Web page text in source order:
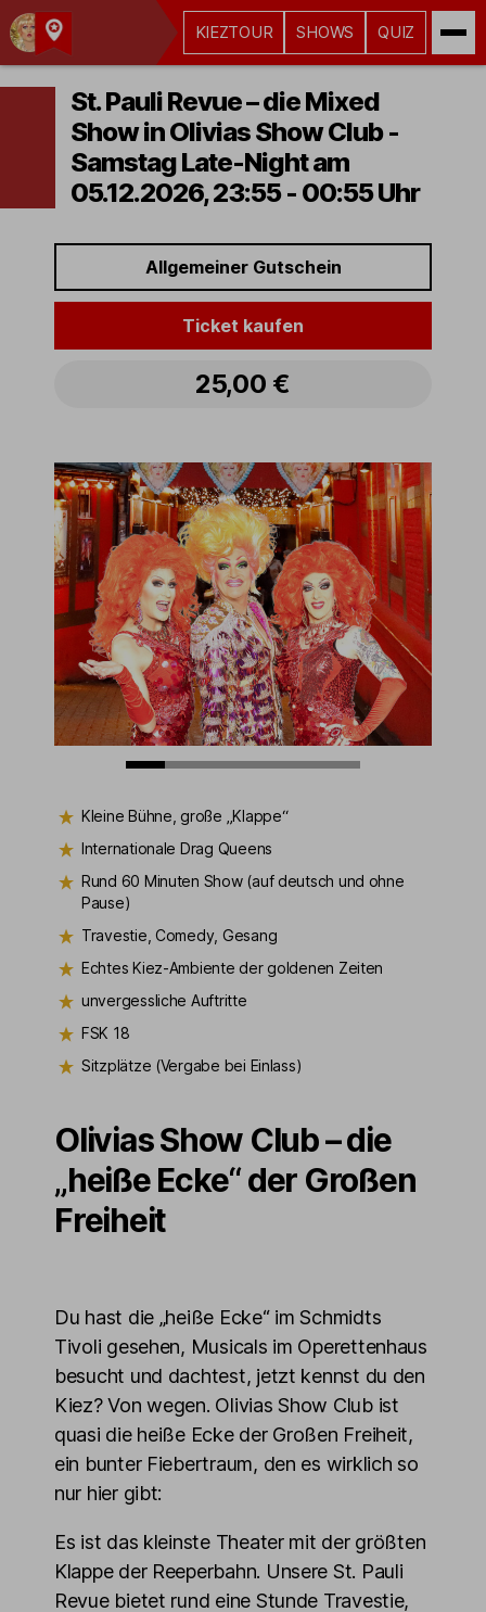
Kult-
Kieztouren
Hamburg
KIEZTOUR SHOWS QUIZ
St. Pauli Revue – die Mixed
Show in Olivias Show Club -
Samstag Late-Night am
05.12.2026, 23:55 - 00:55 Uhr
Allgemeiner Gutschein
Ticket kaufen
25,00 €
Kleine Bühne, große „Klappe“
Internationale Drag Queens
Rund 60 Minuten Show (auf deutsch und ohne
Pause)
Travestie, Comedy, Gesang
Echtes Kiez-Ambiente der goldenen Zeiten
unvergessliche Auftritte
FSK 18
Sitzplätze (Vergabe bei Einlass)
Olivias Show Club – die
„heiße Ecke“ der Großen
Freiheit
Du hast die „heiße Ecke“ im Schmidts
Tivoli gesehen, Musicals im Operettenhaus
besucht und dachtest, jetzt kennst du den
Kiez? Von wegen. Olivias Show Club ist
quasi die heiße Ecke der Großen Freiheit,
ein bunter Fiebertraum, den es wirklich so
nur hier gibt:
Es ist das kleinste Theater mit der größten
Klappe der Reeperbahn. Unsere St. Pauli
Revue bietet rund eine Stunde Travestie,